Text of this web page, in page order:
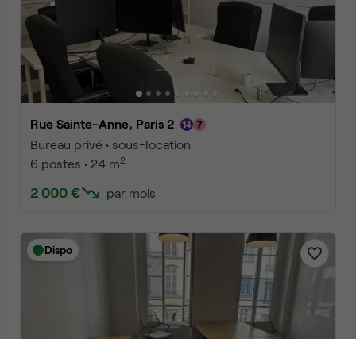
Rue Sainte-Anne, Paris 2
Bureau privé • sous-location
6 postes • 24 m2
2 000 € par mois
Dispo